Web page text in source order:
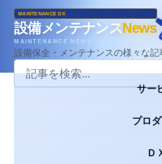
MAINTENANCE DX
設備メンテナンスNews
MAINTENANCE NEWS
設備保全・メンテナンスの様々な
サー
プロ
Ｄ